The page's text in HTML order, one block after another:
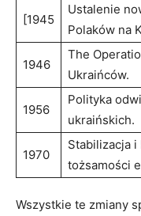
[1945
Ustalenie
Polaków na
1946
The
Ukraińców.
1956
Polityka
ukraińskich.
1970
Stabilizacja i
tożsamości
Wszystkie te zmiany